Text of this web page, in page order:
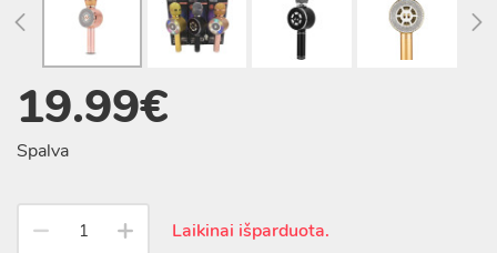
19.99€
Spalva
Laikinai išparduota.